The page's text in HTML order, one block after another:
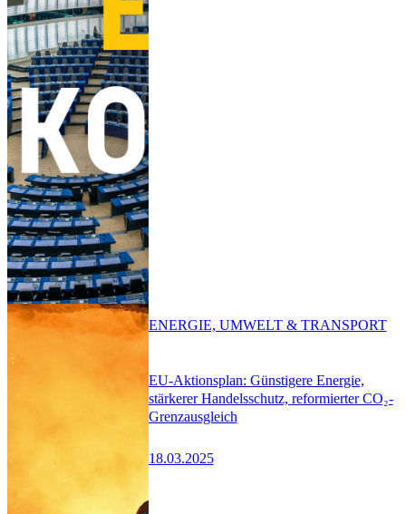
EU-Aktionsplan: Günstigere Energie,
stärkerer Handelsschutz, reformierter CO₂-
Grenzausgleich
18.03.2025
ENERGIE, UMWELT & TRANSPORT